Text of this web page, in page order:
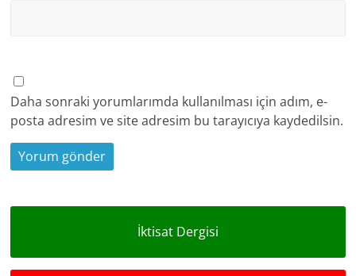
Daha sonraki yorumlarımda kullanılması için adım, e-
posta adresim ve site adresim bu tarayıcıya kaydedilsin.
İktisat Dergisi